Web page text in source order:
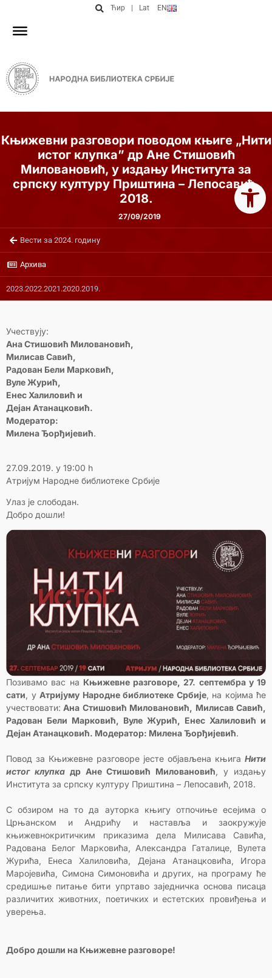
Ћир Lat EN
Књижевни разговори поводом књиге „Нити
истог клупка” др Ане Стишовић
Миловановић, у издању Института за
српску културу Приштина – Лепосавић,
2018.
27/09/2019
Вести за 2024. годину
Архива
2023.2022.2021.2020.2019.
Учествују:
Ана Стишовић Миловановић,
Милисав Савић,
Радован Бели Марковић,
Вуле Журић,
Енес Халиловић и
Дејан Атанацковић.
Модератор:
Милена Ђорђијевић.
27.09.2019. у 19:00 h
Атријум Народне библиотеке Србије
Улаз je слободан.
Добро дошли!
Позивамо вас на Књижевне разговоре, 27. септембра у 19
сати, у Атријуму Народне библиотеке Србије, на којима ће
учествовати: Ана Стишовић Миловановић, Милисав Савић,
Радован Бели Марковић, Вуле Журић, Енес Халиловић и
Дејан Атанацковић. Модератор: Милена Ђорђијевић.
Повод за Књижевне разговоре јесте објављена књига Нити
истог клупкадр Ане Стишовић Миловановић, у издању
Института за српску културу Приштина – Лепосавић, 2018.
С обзиром на то да ауторка књигу отпочиње есејима о
Црњанском и Андрићу и наставља и заокружује
књижевнокритичким приказима дела Милисава Савића,
Радована Белог Марковића, Александра Гаталице, Вулета
Журића, Енеса Халиловића, Дејана Атанацковића, Игора
Маројевића, Симона Симоновића и других, на програму ће
средишње питање бити упртаво заједничка основа писаца
различитих животних, поетичких и естетских провиђења и
уверења.
Добро дошли на Књижевне разговоре!